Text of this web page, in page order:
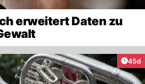
erweitert Daten zu
45d